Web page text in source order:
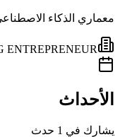
معماري الذكاء
ENTREPRENEUR
الأحداث
يشارك في 1 حدث